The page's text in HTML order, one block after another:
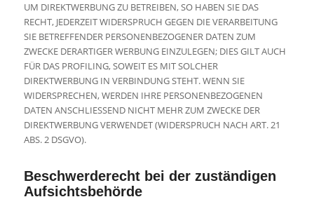
UM DIREKTWERBUNG ZU BETREIBEN, SO HABEN SIE DAS
RECHT, JEDERZEIT WIDERSPRUCH GEGEN DIE VERARBEITUNG
SIE BETREFFENDER PERSONENBEZOGENER DATEN ZUM
ZWECKE DERARTIGER WERBUNG EINZULEGEN; DIES GILT AUCH
FÜR DAS PROFILING, SOWEIT ES MIT SOLCHER
DIREKTWERBUNG IN VERBINDUNG STEHT. WENN SIE
WIDERSPRECHEN, WERDEN IHRE PERSONENBEZOGENEN
DATEN ANSCHLIESSEND NICHT MEHR ZUM ZWECKE DER
DIREKTWERBUNG VERWENDET (WIDERSPRUCH NACH ART. 21
ABS. 2 DSGVO).
Beschwerde­recht bei der zuständigen
Aufsichts­behörde